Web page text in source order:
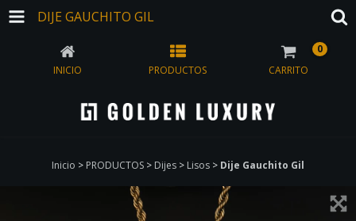
DIJE GAUCHITO GIL
INICIO PRODUCTOS CARRITO
0
Inicio > PRODUCTOS > Dijes > Lisos > Dije Gauchito Gil